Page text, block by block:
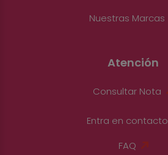
Nuestras Marcas
Atención
Consultar Nota
Entra en contacto
FAQ